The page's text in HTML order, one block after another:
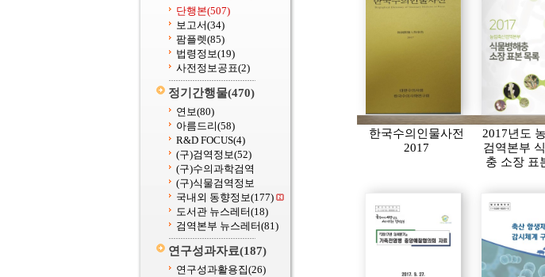
단행본(507)
보고서(34)
팜플렛(85)
법령정보(19)
사전정보공표(2)
정기간행물(470)
연보(80)
아름드리(58)
R&D FOCUS(4)
(구)검역정보(52)
(구)수의과학검역
(구)식물검역정보
국내외 동향정보(177)
도서관 뉴스레터(18)
검역본부 뉴스레터(81)
연구성과자료(187)
연구성과활용집(26)
한국수의인물사전
2017
2017년도
검역본부
충 소장 표